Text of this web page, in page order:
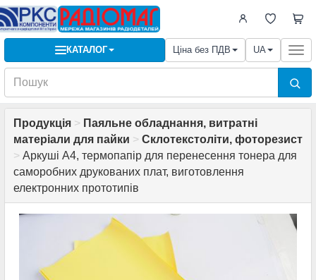
КАТАЛОГ Ціна без ПДВ UA
Продукція > Паяльне обладнання, витратні
матеріали для пайки > Склотекстоліти, фоторезист
> Аркуші A4, термопапір для перенесення тонера для
саморобних друкованих плат, виготовлення
електронних прототипів